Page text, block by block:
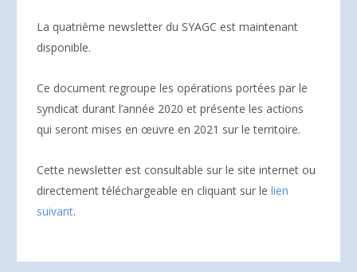
La quatrième newsletter du SYAGC est maintenant
disponible.
Ce document regroupe les opérations portées par le
syndicat durant l’année 2020 et présente les actions
qui seront mises en œuvre en 2021 sur le territoire.
Cette newsletter est consultable sur le site internet ou
directement téléchargeable en cliquant sur le lien
suivant.